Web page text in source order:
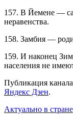
157. В Йемене —
неравенства.
158. Замбия —
159. И наконец
населения не
Публикация канала
Яндекс Дзен.
Актуально в стране